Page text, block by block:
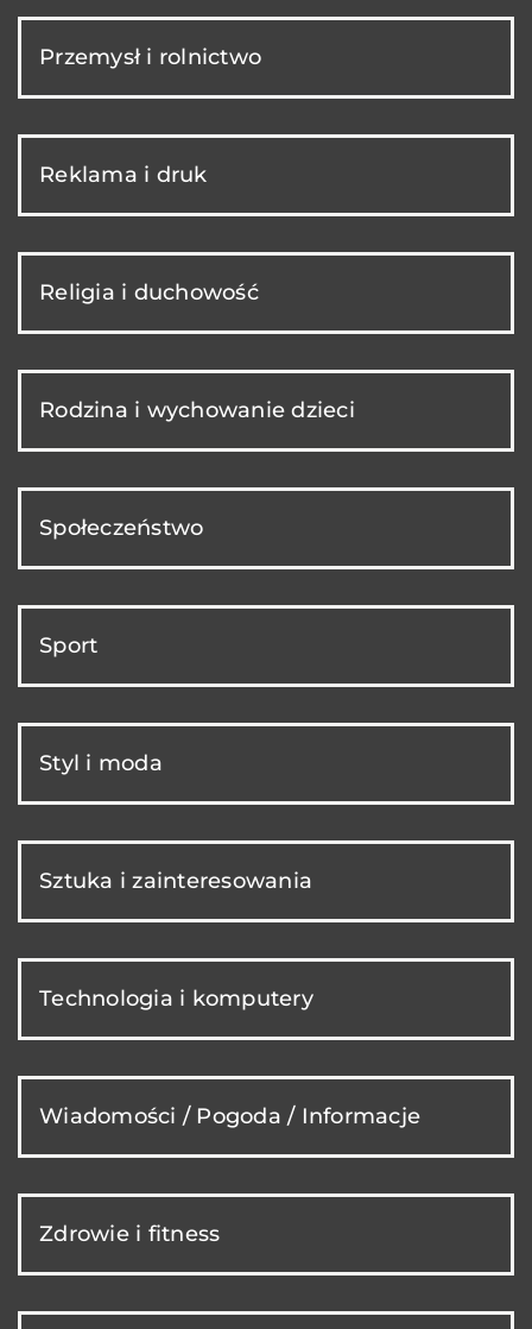
Przemysł i rolnictwo
Reklama i druk
Religia i duchowość
Rodzina i wychowanie dzieci
Społeczeństwo
Sport
Styl i moda
Sztuka i zainteresowania
Technologia i komputery
Wiadomości / Pogoda / Informacje
Zdrowie i fitness